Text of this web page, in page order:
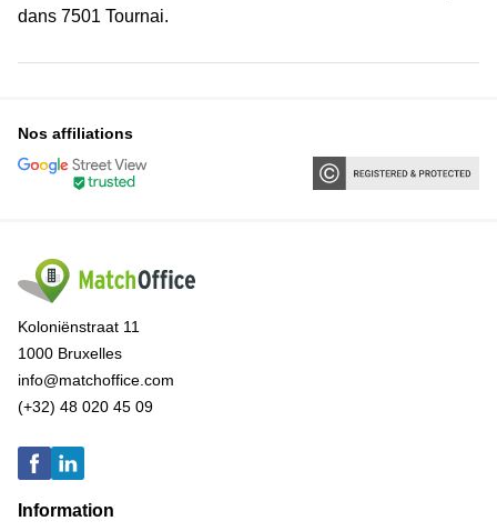
dans 7501 Tournai.
Nos affiliations
Koloniënstraat 11
1000 Bruxelles
info@matchoffice.com
(+32) 48 020 45 09
Information